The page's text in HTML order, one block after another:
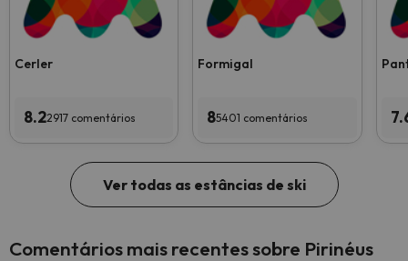
Cerler
8.22917 comentários
Formigal
85401 comentários
Ver todas as estâncias de ski
Comentários mais recentes sobre Pirinéus